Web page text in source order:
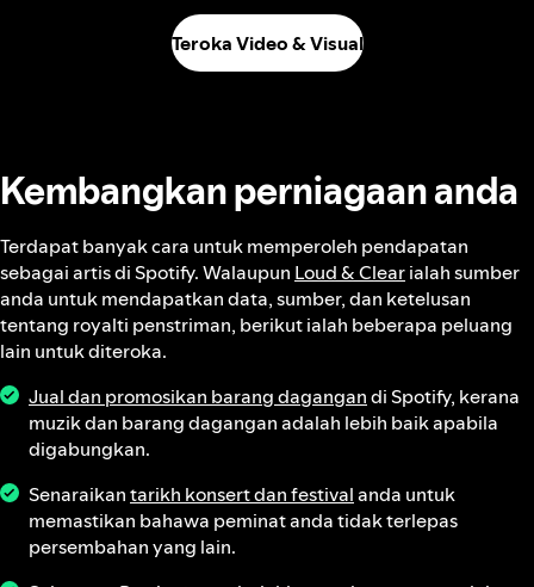
Teroka Video & Visual
Kembangkan perniagaan anda
Terdapat banyak cara untuk memperoleh pendapatan
sebagai artis di Spotify. Walaupun Loud & Clearialah sumber
anda untuk mendapatkan data, sumber, dan ketelusan
tentang royalti penstriman, berikut ialah beberapa peluang
lain untuk diteroka.
Jual dan promosikan barang dagangandi Spotify, kerana
muzik dan barang dagangan adalah lebih baik apabila
digabungkan.
Senaraikantarikh konsert dan festivalanda untuk
memastikan bahawa peminat anda tidak terlepas
persembahan yang lain.